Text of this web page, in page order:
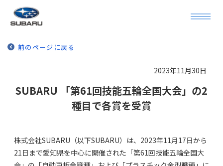
前のページに戻る
2023年11月30日
SUBARU 「第61回技能五輪全国大会」の2
種目で各賞を受賞
株式会社SUBARU（以下SUBARU）は、2023年11月17日から
21日まで愛知県を中心に開催された「第61回技能五輪全国大